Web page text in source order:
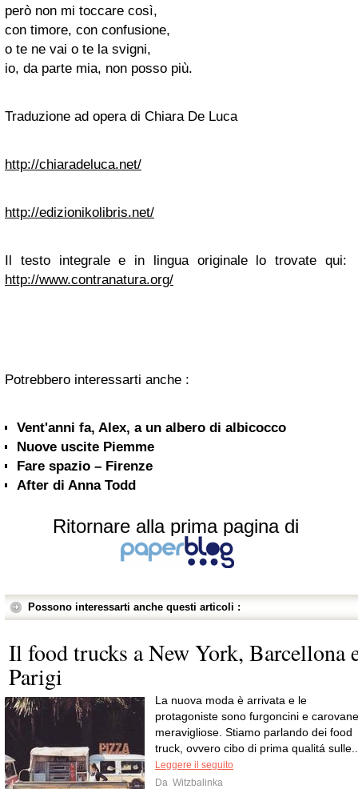
però non mi toccare così,
con timore, con confusione,
o te ne vai o te la svigni,
io, da parte mia, non posso più.
Traduzione ad opera di Chiara De Luca
http://chiaradeluca.net/
http://edizionikolibris.net/
Il testo integrale e in lingua originale lo trovate qui:
http://www.contranatura.org/
Potrebbero interessarti anche :
Vent'anni fa, Alex, a un albero di albicocco
Nuove uscite Piemme
Fare spazio – Firenze
After di Anna Todd
Ritornare alla prima pagina di
Possono interessarti anche questi articoli :
Il food trucks a New York, Barcellona
Parigi
La nuova moda è arrivata e le
protagoniste sono furgoncini e carovane
meravigliose. Stiamo parlando dei food
truck, ovvero cibo di prima qualitá
Leggere il seguito
Da Witzbalinka